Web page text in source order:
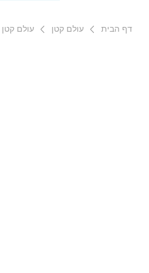
דף הבית עולם קטן עולם קטן –